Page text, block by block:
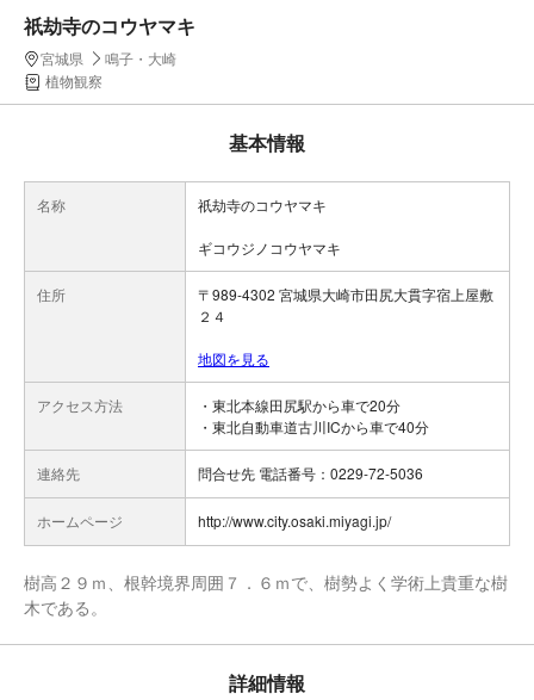
祇劫寺のコウヤマキ
宮城県
鳴子・大崎
植物観察
基本情報
名称 祇劫寺のコウヤマキ
ギコウジノコウヤマキ
住所
〒989-4302 宮城県大崎市田尻大貫字宿上屋敷
２４
地図を見る
アクセス方法
・東北本線田尻駅から車で20分
・東北自動車道古川ICから車で40分
連絡先 問合せ先 電話番号：0229-72-5036
ホームページ http://www.city.osaki.miyagi.jp/
樹高２９ｍ、根幹境界周囲７．６ｍで、樹勢よく学術上貴重な樹
木である。
詳細情報